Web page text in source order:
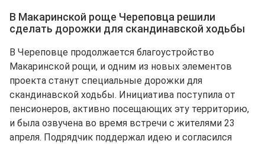
В Макаринской роще Череповца решили
сделать дорожки для скандинавской ходьбы
В Череповце продолжается благоустройство
Макаринской рощи, и одним из новых элементов
проекта станут специальные дорожки для
скандинавской ходьбы. Инициатива поступила от
пенсионеров, активно посещающих эту территорию,
и была озвучена во время встречи с жителями 23
апреля. Подрядчик поддержал идею и согласился